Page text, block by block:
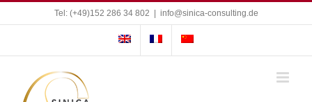
Tel: (+49)152 286 34 802 info@sinica-consulting.de